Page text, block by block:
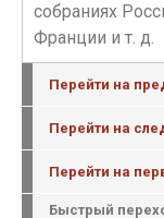
собраниях
Франции и т. д.
Перейти на
Перейти на
Перейти на
Быстрый